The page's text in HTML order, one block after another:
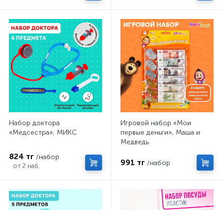
Набор доктора
«Медсестра», МИКС
824 тг /набор
от 2 наб.
Игровой набор «Мои
первые деньги», Маша и
Медведь
991 тг /набор